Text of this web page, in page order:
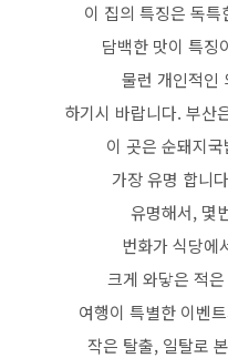
이 집의 특징은 독
담백한 맛이 특징
물런 개인적인
하기시 바랍니다. 부산
이 곳은 순돼지
가장 유명 합니
유명해서, 몇
번화가 식당에
크게 와닿은 적
여행이 특별한 이벤
작은 탈출, 일탈로